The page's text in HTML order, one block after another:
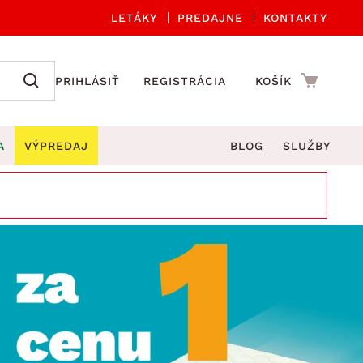
LETÁKY PREDAJNE KONTAKTY
PRIHLÁSIŤ REGISTRÁCIA KOŠÍK
Kuchynské príslušenstvo
Kuchynské doplnky
Kúpeľňové doplnky
Zobrazit vše
stoličky a kreslá
Záhradné stoly
lehátka
VÝPREDAJ BLOG SLUŽBY